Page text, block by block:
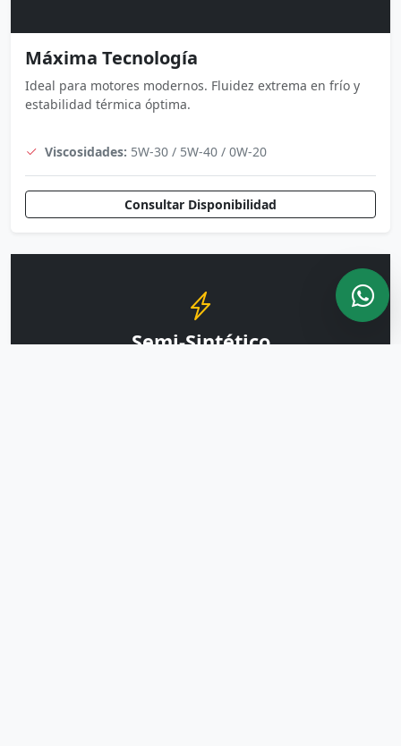
Máxima Tecnología
Ideal para motores modernos. Fluidez extrema en frío y
estabilidad térmica óptima.
Viscosidades: 5W-30 / 5W-40 / 0W-20
Consultar Disponibilidad
Semi-Sintético